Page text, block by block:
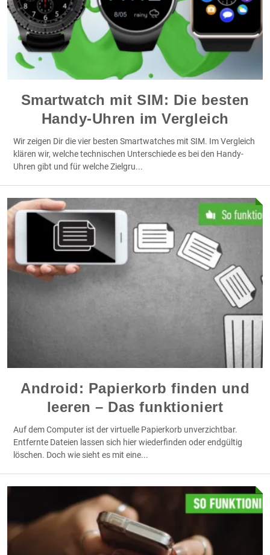
Smartwatch mit SIM: Die besten
Handy-Uhren im Vergleich
Wir zeigen Dir die vier besten Smartwatches mit SIM. Im Vergleich
klären wir, welche technischen Unterschiede es bei den Handy-
Uhren gibt und für welche Zielgru...
Android: Papierkorb finden und
leeren – Das funktioniert
Auf dem Computer ist der virtuelle Papierkorb unverzichtbar.
Entfernte Dateien lassen sich hier wiederfinden oder endgültig
löschen. Doch wie sieht es mit eine...